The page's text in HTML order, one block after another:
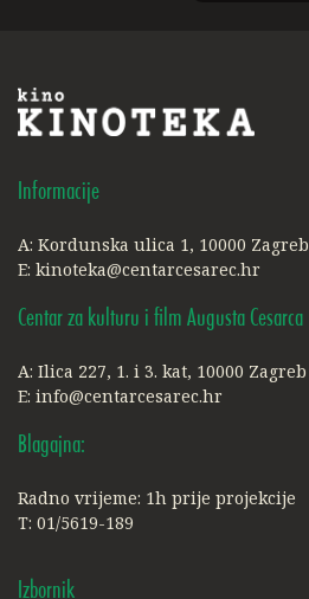
Informacije
A: Kordunska ulica 1, 10000 Zagreb
E: kinoteka@centarcesarec.hr
Centar za kulturu i film Augusta Cesarca
A: Ilica 227, 1. i 3. kat, 10000 Zagreb
E: info@centarcesarec.hr
Blagajna:
Radno vrijeme: 1h prije projekcije
T: 01/5619-189
Izbornik